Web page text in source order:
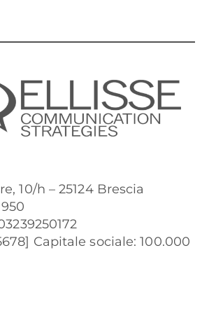
10/h – 25124 Brescia
Capitale sociale: 100.000